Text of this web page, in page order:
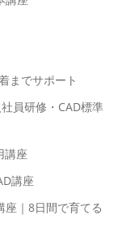
までサポート
員研修・CAD標準
講座
講座
座｜8日間で育てる